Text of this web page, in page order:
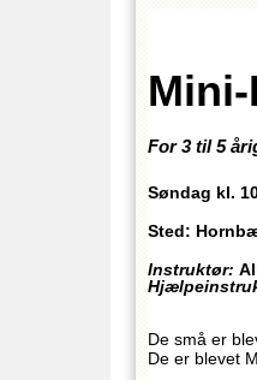
For 3 til 5
Søndag kl.
Sted:
Instruktør:
De små er
De er blevet